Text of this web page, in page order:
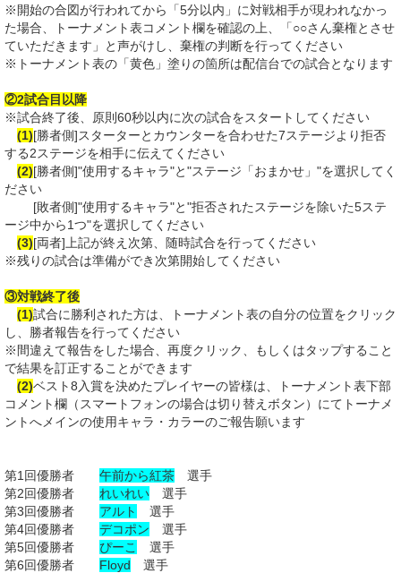
※開始の合図が行われてから「5分以内」に対戦相手が現われなかっ
た場合、トーナメント表コメント欄を確認の上、「○○さん棄権とさせ
ていただきます」と声がけし、棄権の判断を行ってください
※トーナメント表の「黄色」塗りの箇所は配信台での試合となります
②2試合目以降
※試合終了後、原則60秒以内に次の試合をスタートしてください
(1)[勝者側]スターターとカウンターを合わせた7ステージより拒否
する2ステージを相手に伝えてください
(2)[勝者側]"使用するキャラ"と"ステージ「おまかせ」"を選択してく
ださい
[敗者側]"使用するキャラ"と"拒否されたステージを除いた5ステ
ージ中から1つ"を選択してください
(3)[両者]上記が終え次第、随時試合を行ってください
※残りの試合は準備ができ次第開始してください
③対戦終了後
(1)試合に勝利された方は、トーナメント表の自分の位置をクリック
し、勝者報告を行ってください
※間違えて報告をした場合、再度クリック、もしくはタップすること
で結果を訂正することができます
(2)ベスト8入賞を決めたプレイヤーの皆様は、トーナメント表下部
コメント欄（スマートフォンの場合は切り替えボタン）にてトーナメ
ントへメインの使用キャラ・カラーのご報告願います
第1回優勝者 午前から紅茶 選手
第2回優勝者 れいれい 選手
第3回優勝者 アルト
選手
第4回優勝者 デコポン 選手
第5回優勝者 ぴーこ
選手
第6回優勝者 Floyd 選手